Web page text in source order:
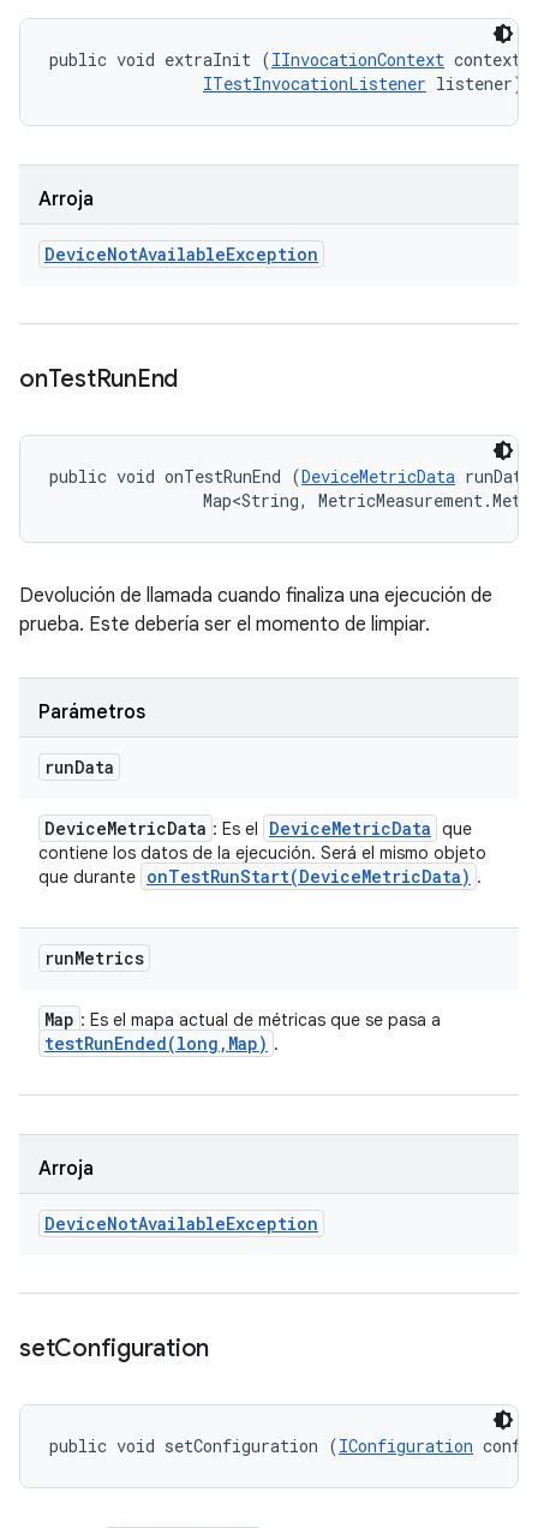
public void extraInit (IInvocationContext
ITestInvocationListener listener)
Arroja
DeviceNotAvailableException
onTestRunEnd
public void onTestRunEnd (DeviceMetricData
Map<String,
Devolución de llamada cuando finaliza una ejecución de
prueba. Este debería ser el momento de limpiar.
Parámetros
runData
DeviceMetricData : Es el DeviceMetricData que
contiene los datos de la ejecución. Será el mismo objeto
que durante onTestRunStart(DeviceMetricData) .
runMetrics
Map : Es el mapa actual de métricas que se pasa a
testRunEnded(long , Map) .
Arroja
DeviceNotAvailableException
setConfiguration
public void setConfiguration (IConfiguration